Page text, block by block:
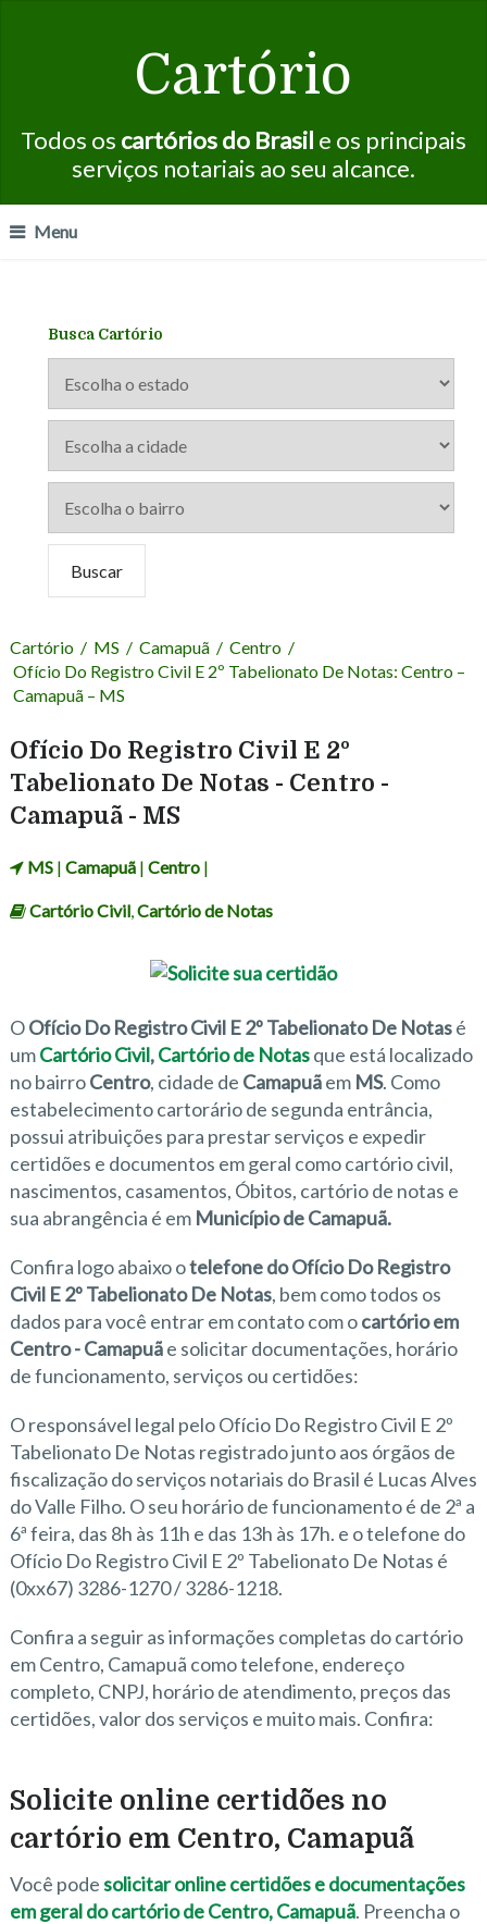
Cartório
Todos os cartórios do Brasil e os principais
serviços notariais ao seu alcance.
Menu
Busca Cartório
Cartório / MS / Camapuã / Centro /
Ofício Do Registro Civil E 2º Tabelionato De Notas: Centro –
Camapuã – MS
Ofício Do Registro Civil E 2º
Tabelionato De Notas - Centro -
Camapuã - MS
MS| Camapuã| Centro|
Cartório Civil,Cartório de Notas
OOfício Do Registro Civil E 2º Tabelionato De Notasé
umCartório Civil,Cartório de Notasque está localizado
no bairroCentro, cidade de Camapuãem MS. Como
estabelecimento cartorário de segunda entrância,
possui atribuições para prestar serviços e expedir
certidões e documentos em geral como cartório civil,
nascimentos, casamentos, Óbitos, cartório de notas e
sua abrangência é em Município de Camapuã.
Confira logo abaixo otelefone do Ofício Do Registro
Civil E 2º Tabelionato De Notas, bem como todos os
dados para você entrar em contato com ocartório em
Centro - Camapuãe solicitar documentações, horário
de funcionamento, serviços ou certidões:
O responsável legal pelo Ofício Do Registro Civil E 2º
Tabelionato De Notas registrado junto aos órgãos de
fiscalização do serviços notariais do Brasil é Lucas Alves
do Valle Filho. O seu horário de funcionamento é de 2ª a
6ª feira, das 8h às 11h e das 13h às 17h. e o telefone do
Ofício Do Registro Civil E 2º Tabelionato De Notas é
(0xx67) 3286-1270 / 3286-1218.
Confira a seguir as informações completas do cartório
em Centro, Camapuã como telefone, endereço
completo, CNPJ, horário de atendimento, preços das
certidões, valor dos serviços e muito mais. Confira:
Solicite online certidões no
cartório em Centro, Camapuã
Você podesolicitar online certidões e documentações
em geral do cartório de Centro, Camapuã. Preencha o